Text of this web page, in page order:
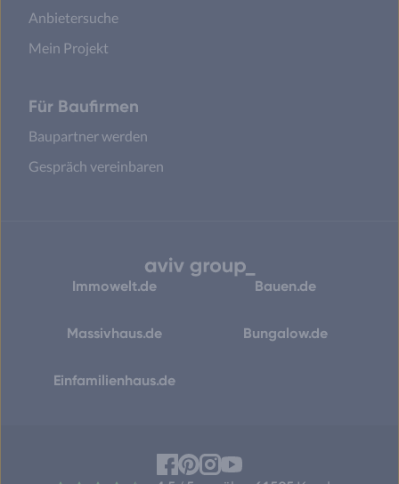
Anbietersuche
Mein Projekt
Für Baufirmen
Baupartner werden
Gespräch vereinbaren
Immowelt.de Bauen.de
Massivhaus.de Bungalow.de
Einfamilienhaus.de
Facebook
Pinterest
Instagram